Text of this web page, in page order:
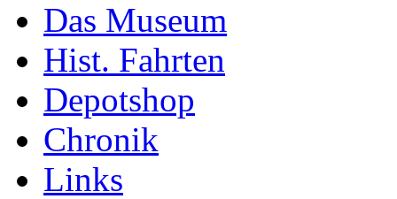
Das Museum
Hist. Fahrten
Depotshop
Chronik
Links